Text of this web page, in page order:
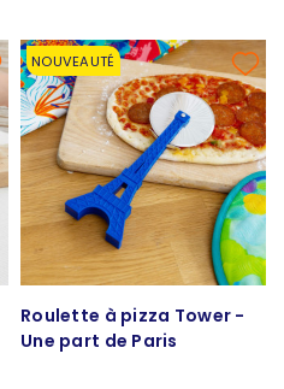
NOUVEAUTÉ
Roulette à pizza Tower -
Une part de Paris